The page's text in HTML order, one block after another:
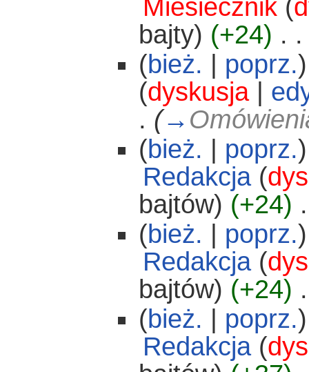
Miesiecznik (
bajty) (+24) . .
(bież. poprz.)
(dyskusja|
. (→
(bież. poprz.)
Redakcja (
bajtów) (+24)
(bież. poprz.)
Redakcja (
bajtów) (+24)
(bież. poprz.)
Redakcja (